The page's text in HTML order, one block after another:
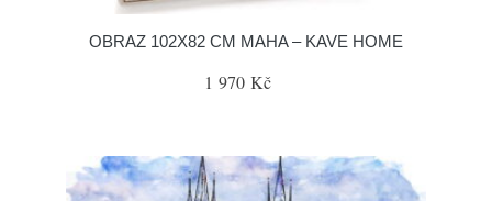
OBRAZ 102X82 CM MAHA – KAVE HOME
1 970 Kč